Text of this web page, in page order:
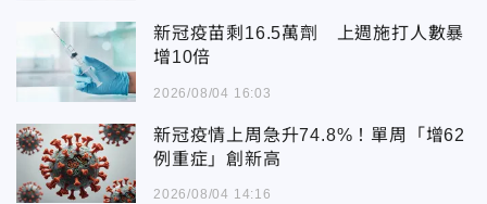
新冠疫苗剩16.5萬劑 上週施打人數暴
增10倍
2026/08/04 16:03
新冠疫情上周急升74.8%！單周「增62
例重症」創新高
2026/08/04 14:16